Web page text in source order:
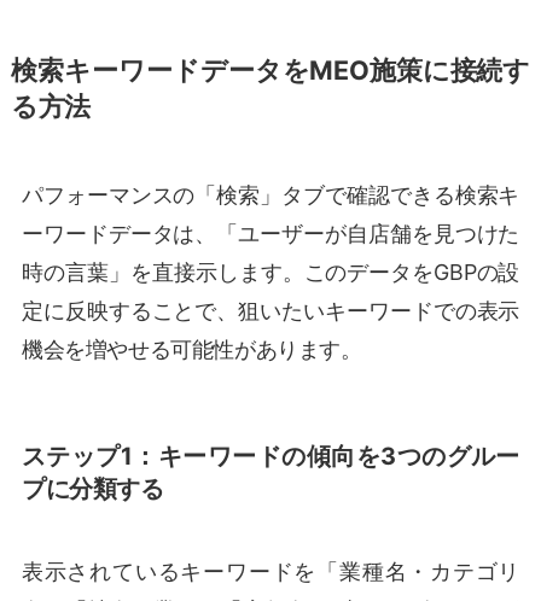
検索キーワードデータをMEO施策に接続す
る方法
パフォーマンスの「検索」タブで確認できる検索キ
ーワードデータは、「ユーザーが自店舗を見つけた
時の言葉」を直接示します。このデータをGBPの設
定に反映することで、狙いたいキーワードでの表示
機会を増やせる可能性があります。
ステップ1：キーワードの傾向を3つのグルー
プに分類する
表示されているキーワードを「業種名・カテゴリ